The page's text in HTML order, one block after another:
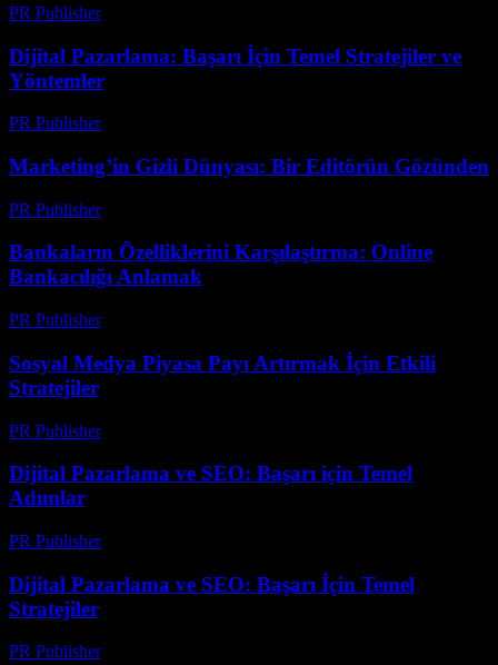
PR Publisher-
Dijital Pazarlama: Başarı İçin Temel Stratejiler ve
Yöntemler
PR Publisher-
Marketing’in Gizli Dünyası: Bir Editörün Gözünden
PR Publisher-
Bankaların Özelliklerini Karşılaştırma: Online
Bankacılığı Anlamak
PR Publisher-
Sosyal Medya Piyasa Payı Artırmak İçin Etkili
Stratejiler
PR Publisher-
Dijital Pazarlama ve SEO: Başarı için Temel
Adımlar
PR Publisher-
Dijital Pazarlama ve SEO: Başarı İçin Temel
Stratejiler
PR Publisher-